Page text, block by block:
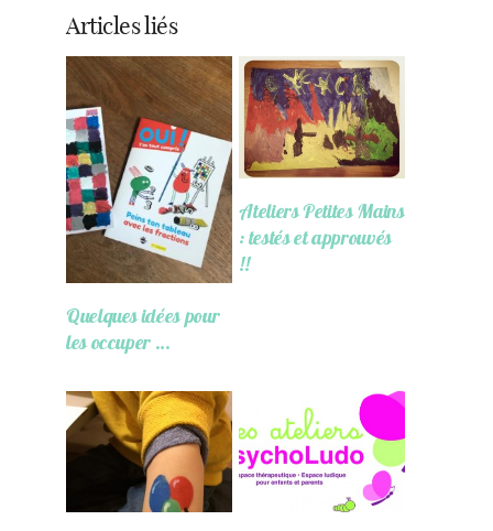
Articles liés
Quelques idées pour
les occuper …
Ateliers Petites Mains
: testés et approuvés
!!